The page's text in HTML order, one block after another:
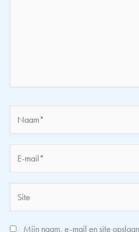
mail*
Mijn naam, e-mail en site